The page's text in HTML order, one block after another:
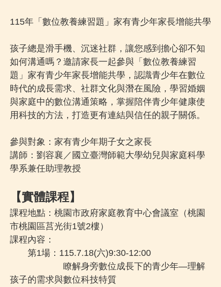
115年「數位教養練習題」家有青少年家長增能共學
孩子總是滑手機、沉迷社群，讓您感到擔心卻不知
如何溝通嗎？邀請家長一起參與「數位教養練習
題」家有青少年家長增能共學，認識青少年在數位
時代的成長需求、社群文化與潛在風險，學習婚姻
與家庭中的數位溝通策略，掌握陪伴青少年健康使
用科技的方法，打造更有連結與信任的親子關係。
參與對象：家有青少年期子女之家長
講師：劉容襄／國立臺灣師範大學幼兒與家庭科學
學系兼任助理教授
【實體課程】
課程地點：桃園市政府家庭教育中心會議室（桃園
市桃園區莒光街1號2樓）
課程內容：
第1場：115.7.18(六)9:30-12:00
瞭解身旁數位成長下的青少年—理解
孩子的需求與數位科技特質